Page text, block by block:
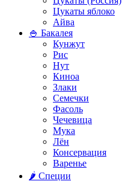
Цукаты яблоко
Айва
🍚 Бакалея
Кунжут
Рис
Нут
Киноа
Злаки
Семечки
Фасоль
Чечевица
Мука
Лён
Консервация
Варенье
🌶️ Специи